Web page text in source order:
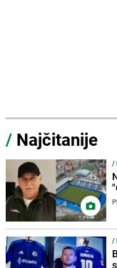
/ Najčitanije
/
/